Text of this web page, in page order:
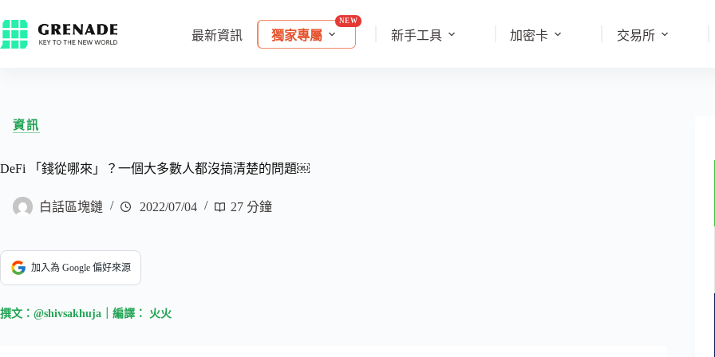
最新資訊 獨家專屬 新手工具 加密卡 交易所
資訊
DeFi 「錢從哪來」？一個大多數人都沒搞清楚的問題￼
白話區塊鏈 2022/07/04 27 分鐘
加入為 Google 偏好來源
撰文：@shivsakhuja｜編譯： 火火